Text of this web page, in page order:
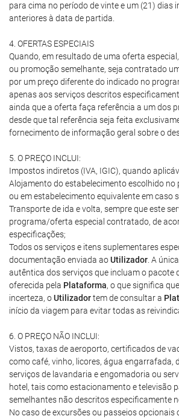
para cima no período de vinte e um (21) dias
anteriores à data de partida.
4. OFERTAS ESPECIAIS
Quando, em resultado de uma oferta
ou promoção semelhante, seja contratado
por um preço diferente do indicado no
apenas aos serviços descritos
ainda que a oferta faça referência a um dos
desde que tal referência seja feita
fornecimento de informação geral sobre o
5. O PREÇO INCLUI:
Impostos indiretos (IVA, IGIC), quando
Alojamento do estabelecimento escolhido
ou em estabelecimento equivalente em caso
Transporte de ida e volta, sempre que este
programa/oferta especial contratado, de
especificações;
Todos os serviços e itens suplementares
documentação enviada aoUtilizador . A
autêntica dos serviços que incluam o pacote
oferecida pela Plataforma, o que significa
incerteza, oUtilizadortem de consultar a
início da viagem para evitar todas as
6. O PREÇO NÃO INCLUI:
Vistos, taxas de aeroporto, certificados de
como café, vinho, licores, água engarrafada,
serviços de lavandaria e engomadoria ou
hotel, tais como estacionamento e televisão
semelhantes não descritos especificamente
No caso de excursões ou passeios opcionais